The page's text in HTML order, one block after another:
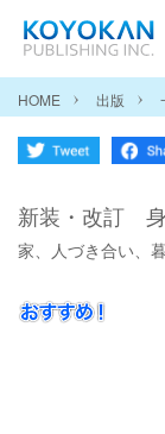
HOME 出版
新装・改訂
家、人づき合い、